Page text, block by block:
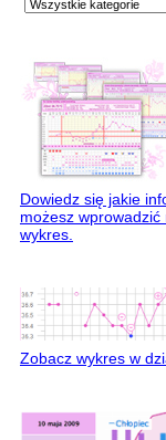
Dowiedz się jakie
możesz wprowadzić
wykres.
Zobacz wykres w